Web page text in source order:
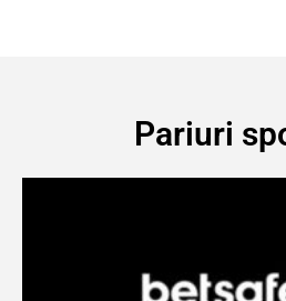
Pariuri